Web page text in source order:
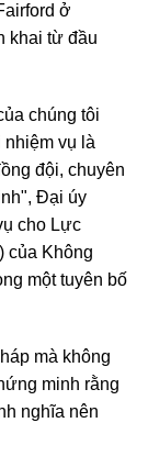
ở
khai từ đầu
chúng tôi
nhiệm vụ là
đội, chuyên
Đại úy
cho Lực
của Không
một tuyên bố
mà không
minh rằng
nghĩa nên